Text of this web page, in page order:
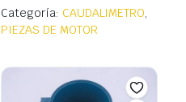
Categoría: CAUDALIMETRO,
PIEZAS DE MOTOR